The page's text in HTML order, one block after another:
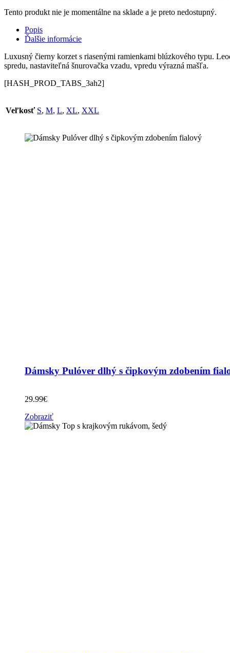
Tento produkt nie je momentálne na sklade a je preto nedostupný.
Popis
Ďalšie informácie
Luxusný čierny korzet s riasenými ramienkami blúzkového typu.
spredu, nastaviteľná šnurovačka vzadu, vpredu výrazná mašľa.
[HASH_PROD_TABS_3ah2]
Veľkosť S, M, L, XL, XXL
Dámsky Pulóver dlhý s čipkovým zdobením
29.99€
Zobraziť